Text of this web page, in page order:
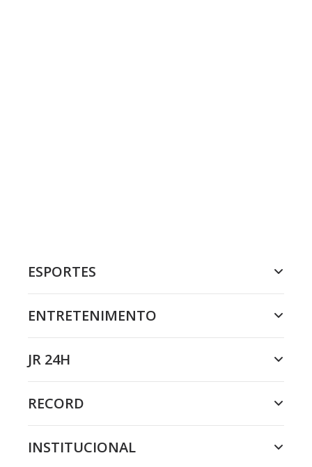
ESPORTES
ENTRETENIMENTO
JR 24H
RECORD
INSTITUCIONAL